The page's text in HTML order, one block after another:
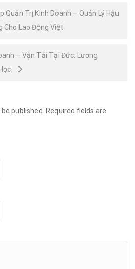
Quản Trị Kinh Doanh – Quản Lý Hậu
Cho Lao Động Việt
– Vận Tải Tại Đức: Lương
published.
Required fields are